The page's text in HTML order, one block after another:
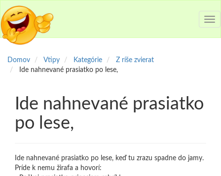
Domov Vtipy Kategórie
Z ríše zvierat
Ide nahnevané prasiatko po lese,
Ide nahnevané prasiatko
po lese,
Ide nahnevané prasiatko po lese, keď tu zrazu spadne do jamy.
Príde k nemu žirafa a hovorí: